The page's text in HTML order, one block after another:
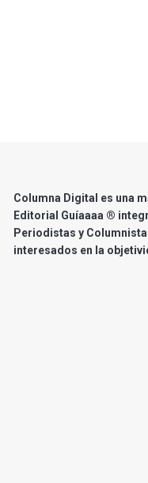
Columna Digital es una
Editorial Guíaaaa ®
Periodistas y
interesados en la